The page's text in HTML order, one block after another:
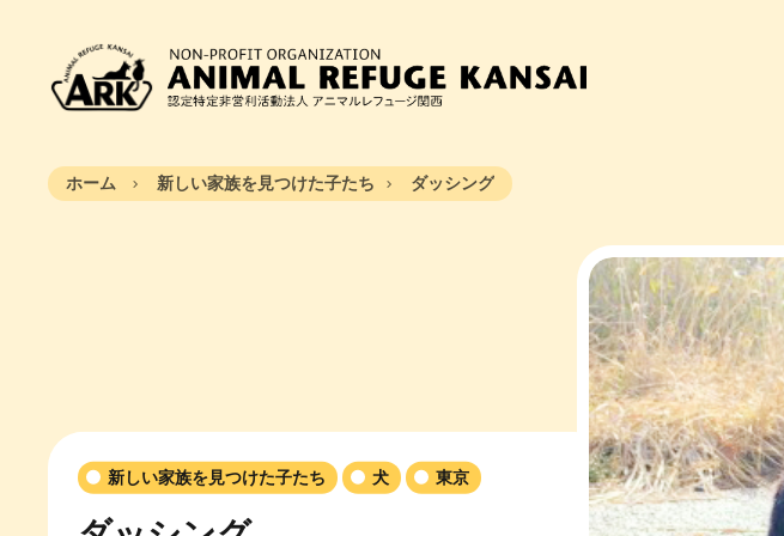
ホーム 新しい家族を見つけた子たち ダッシング
新しい家族を見つけた子たち 犬 東京